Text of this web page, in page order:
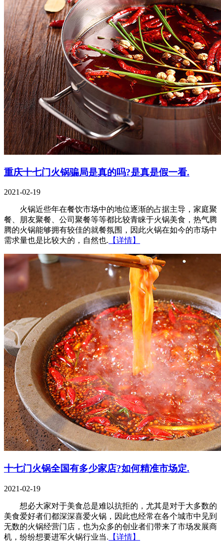
重庆十七门火锅骗局是真的吗?是真是假一看.
2021-02-19
火锅近些年在餐饮市场中的地位逐渐的占据主导，家庭聚
餐、朋友聚餐、公司聚餐等等都比较青睐于火锅美食，热气腾
腾的火锅能够拥有较佳的就餐氛围，因此火锅在如今的市场中
需求量也是比较大的，自然也. 【详情】
十七门火锅全国有多少家店?如何精准市场定.
2021-02-19
想必大家对于美食总是难以抗拒的，尤其是对于大多数的
美食爱好者们都深深喜爱火锅，因此也经常在各个城市中见到
无数的火锅经营门店，也为众多的创业者们带来了市场发展商
机，纷纷想要进军火锅行业当. 【详情】